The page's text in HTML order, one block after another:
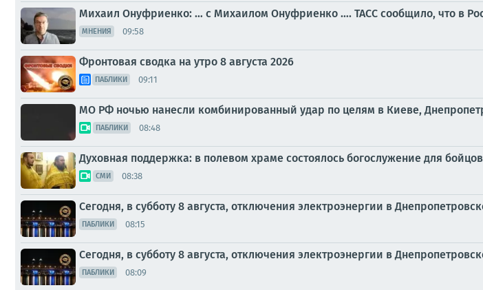
Михаил Онуфриенко: … с Михаилом Онуфриенко …. ТАСС сообщило, что в
МНЕНИЯ 09:58
Фронтовая сводка на утро 8 августа 2026
ПАБЛИКИ 09:11
МО РФ ночью нанесли комбинированный удар по целям в Киеве,
ПАБЛИКИ 08:48
Духовная поддержка: в полевом храме состоялось богослужение для
СМИ 08:38
Сегодня, в субботу 8 августа, отключения электроэнергии в
ПАБЛИКИ 08:15
Сегодня, в субботу 8 августа, отключения электроэнергии в
ПАБЛИКИ 08:09